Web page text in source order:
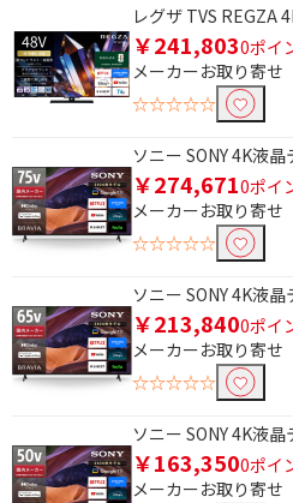
レグザ TVS REGZA
￥241,8030ポイ
メーカーお取り寄せ
☆☆☆☆☆
ソニー SONY 4K液
￥274,6710ポイ
メーカーお取り寄せ
☆☆☆☆☆
ソニー SONY 4K液
￥213,8400ポイ
メーカーお取り寄せ
☆☆☆☆☆
ソニー SONY 4K液
￥163,3500ポイ
メーカーお取り寄せ